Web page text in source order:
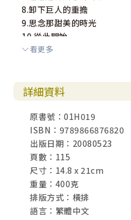
8.卸下巨人的重擔
9.思念那甜美的時光
10.從此開始
看更多
詳細資料
原書號：01H019
ISBN：9789866876820
出版日期：20080523
頁數：115
尺寸：14.8 x 21cm
重量：400克
排版方式：橫排
語言：繁體中文